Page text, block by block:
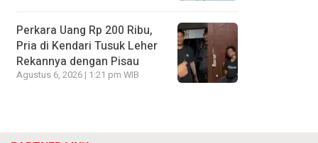
Perkara Uang Rp 200 Ribu,
Pria di Kendari Tusuk Leher
Rekannya dengan Pisau
Agustus 6, 2026 | 1:21 pm WIB